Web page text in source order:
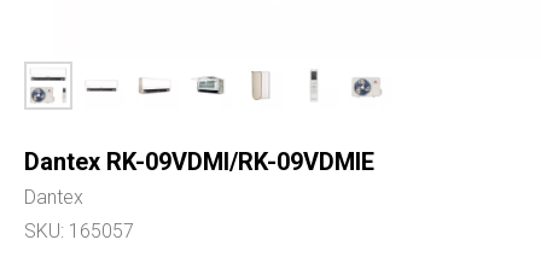
Dantex RK-09VDMI/RK-09VDMIE
Dantex
SKU: 165057